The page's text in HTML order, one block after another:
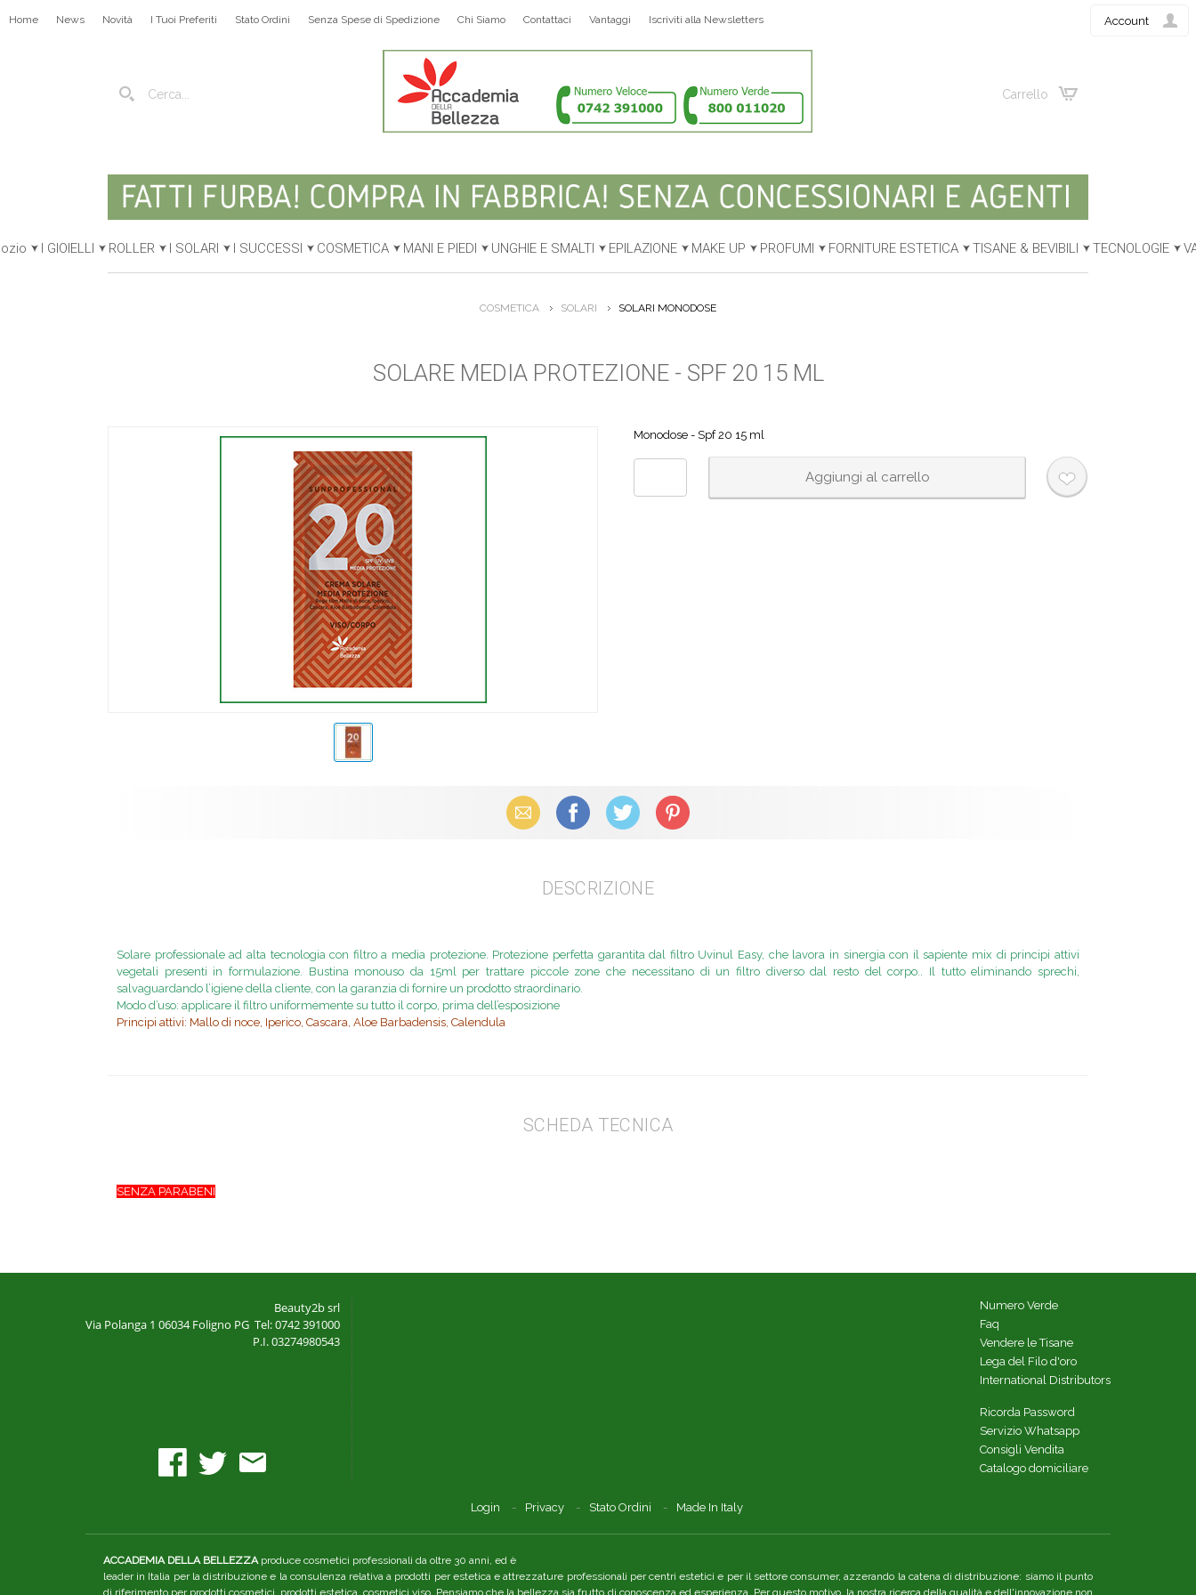
Carrello
Account
Home News Novità I Tuoi Preferiti Stato Ordini Senza Spese di Spedizione Chi Siamo Contattaci Vantaggi Iscriviti alla Newsletters
I GIOIELLI ROLLER I SOLARI I SUCCESSI COSMETICA MANI E PIEDI UNGHIE E SMALTI EPILAZIONE MAKE UP PROFUMI FORNITURE ESTETICA TISANE & BEVIBILI TECNOLOGIE
COSMETICA SOLARI SOLARI MONODOSE
SOLARE MEDIA PROTEZIONE - SPF 20 15 ML
Monodose - Spf 20 15 ml
Email Facebook X (Twitter) Pinterest
DESCRIZIONE
Solare professionale ad alta tecnologia con filtro a media protezione. Protezione perfetta garantita dal filtro Uvinul Easy, che lavora in sinergia con il sapiente mix di principi attivi
vegetali presenti in formulazione. Bustina monouso da 15ml per trattare piccole zone che necessitano di un filtro diverso dal resto del corpo.. Il tutto eliminando sprechi,
salvaguardando l’igiene della cliente, con la garanzia di fornire un prodotto straordinario.
Modo d’uso: applicare il filtro uniformemente su tutto il corpo, prima dell’esposizione
Principi attivi: Mallo di noce, Iperico, Cascara, Aloe Barbadensis, Calendula
SCHEDA TECNICA
SENZA PARABENI
Beauty2b srl
Via Polanga 1 06034 Foligno PG Tel: 0742 391000
P.I. 03274980543
Numero Verde
Faq
Vendere le Tisane
Lega del Filo d'oro
International Distributors
Ricorda Password
Servizio Whatsapp
Consigli Vendita
Catalogo domiciliare
Login Privacy Stato Ordini Made In Italy
ACCADEMIA DELLA BELLEZZAproduce cosmetici professionali da oltre 30 anni, ed è
leader in Italia per la distribuzione e la consulenza relativa a prodotti per estetica e attrezzature professionali per centri estetici e per il settore consumer, azzerando la catena di distribuzione: siamo il punto